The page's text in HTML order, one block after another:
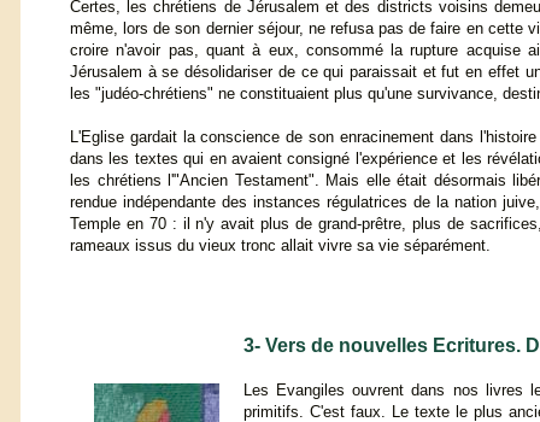
Certes, les chrétiens de Jérusalem et des districts voisins
même, lors de son dernier séjour, ne refusa pas de faire en cette
croire n'avoir pas, quant à eux, consommé la rupture acquise
Jérusalem à se désolidariser de ce qui paraissait et fut en effet
les "judéo-chrétiens" ne constituaient plus qu'une survivance,
L'Eglise gardait la conscience de son enracinement dans
dans les textes qui en avaient consigné l'expérience et les
les chrétiens l'"Ancien Testament". Mais elle était désormais
rendue indépendante des instances régulatrices de la nation
Temple en 70 : il n'y avait plus de grand-prêtre, plus de
rameaux issus du vieux tronc allait vivre sa vie séparément.
3- Vers de nouvelles Ecritures.
Les Evangiles ouvrent dans nos livres
primitifs. C'est faux. Le texte le plus